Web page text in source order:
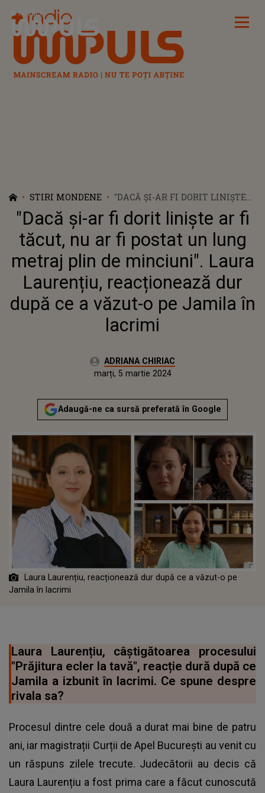
Radio Impuls
STIRI MONDENE
"DACĂ ȘI-AR FI DORIT LINIȘTE
AR FI TĂCUT, NU AR FI POSTAT
UN LUNG METRAJ PLIN DE
MINCIUNI". LAURA
LAURENȚIU, REACȚIONEAZĂ
DUR DUPĂ CE A VĂZUT-O PE
"Dacă și-ar fi dorit liniște ar fi
tăcut, nu ar fi postat un lung
metraj plin de minciuni". Laura
Laurențiu, reacționează dur
după ce a văzut-o pe Jamila în
lacrimi
Autor:ADRIANA CHIRIAC
Publicat:
marți, 5 martie 2024
Adaugă-ne ca sursă preferată în Google
Laura Laurențiu, reacționează dur după ce a văzut-o pe
Jamila în lacrimi
Laura Laurențiu, câștigătoarea procesului
"Prăjitura ecler la tavă", reacție dură după ce
Jamila a izbunit în lacrimi. Ce spune despre
rivala sa?
Procesul dintre cele două a durat mai bine de patru
ani, iar magistrații Curții de Apel București au venit cu
un răspuns zilele trecute. Judecătorii au decis că
Laura Laurențiu a fost prima care a făcut cunoscută